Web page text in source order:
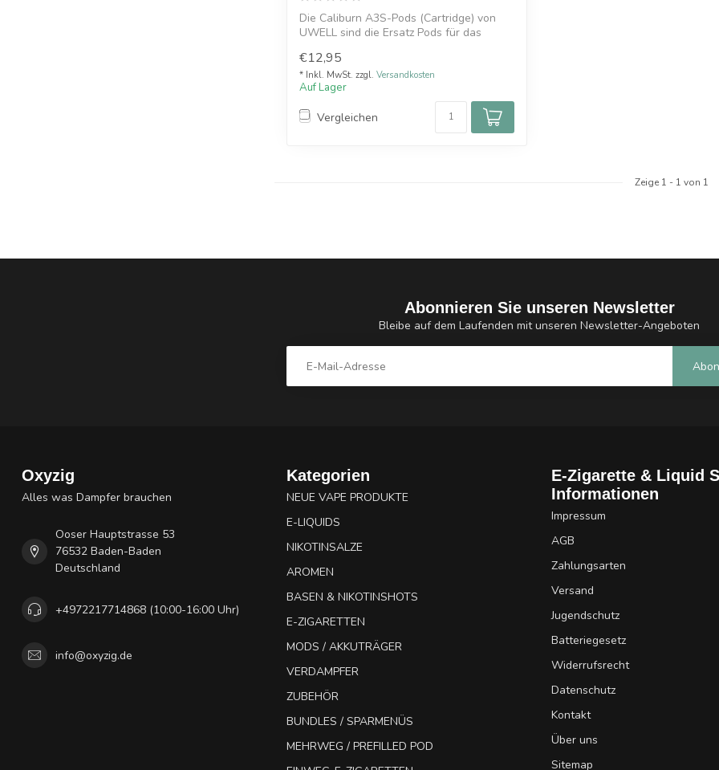
Die Caliburn A3S-Pods (Cartridge) von
UWELL sind die Ersatz Pods für das
€12,95
* Inkl. MwSt. zzgl. Versandkosten
Auf Lager
Vergleichen
Zeige 1 - 1 von 1
Abonnieren Sie unseren Newsletter
Bleibe auf dem Laufenden mit unseren Newsletter-Angeboten
Oxyzig
Alles was Dampfer brauchen
Ooser Hauptstrasse 53
76532 Baden-Baden
Deutschland
+4972217714868 (10:00-16:00 Uhr)
info@oxyzig.de
Kategorien
NEUE VAPE PRODUKTE
E-LIQUIDS
NIKOTINSALZE
AROMEN
BASEN & NIKOTINSHOTS
E-ZIGARETTEN
MODS / AKKUTRÄGER
VERDAMPFER
ZUBEHÖR
BUNDLES / SPARMENÜS
MEHRWEG / PREFILLED POD
E-Zigarette & Liquid
Informationen
Impressum
AGB
Zahlungsarten
Versand
Jugendschutz
Batteriegesetz
Widerrufsrecht
Datenschutz
Kontakt
Über uns
Sitemap